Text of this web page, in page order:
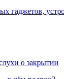
гаджетов,
о закрытии